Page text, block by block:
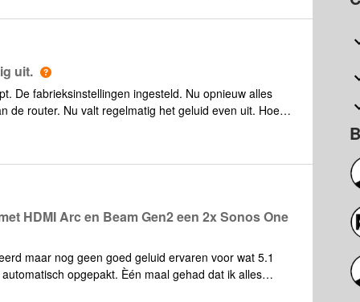
uit.
De fabrieksinstellingen ingesteld. Nu opnieuw alles
de router. Nu valt regelmatig het geluid even uit. Hoe
HDMI Arc en Beam Gen2 een 2x Sonos One
maar nog geen goed geluid ervaren voor wat 5.1
opgepakt. Èén maal gehad dat ik alles
bleef maar door gaan bleek dat ik via m'n androide